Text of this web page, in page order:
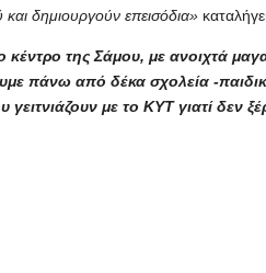
δημιουργούν επεισόδια»
κέντρο της Σάμου, με ανοιχτά
πάνω από δέκα σχολεία -
γειτνιάζουν με το ΚΥΤ γιατί δεν